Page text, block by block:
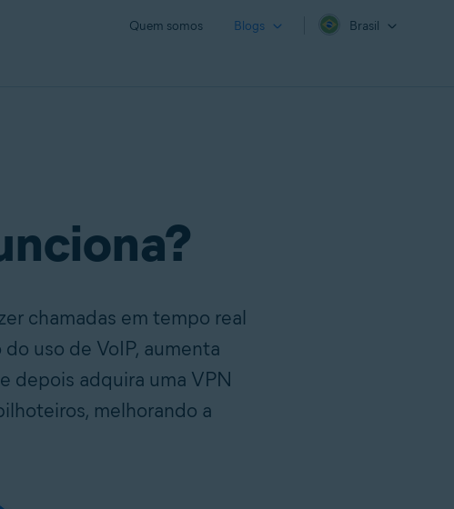
Quem somos Blogs Brasil
chamadas em tempo real
uso de VoIP, aumenta
depois adquira uma VPN
melhorando a